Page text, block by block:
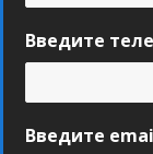
Введите
Введите